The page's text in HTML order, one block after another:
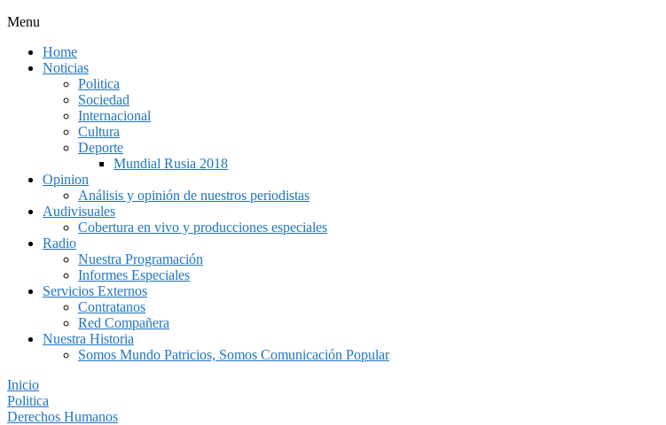
Menu
Home
Noticias
Politica
Sociedad
Internacional
Cultura
Deporte
Mundial Rusia 2018
Opinion
Análisis y opinión de nuestros periodistas
Audivisuales
Cobertura en vivo y producciones especiales
Radio
Nuestra Programación
Informes Especiales
Servicios Externos
Contratanos
Red Compañera
Nuestra Historia
Somos Mundo Patricios, Somos Comunicación Popular
Inicio
Politica
Derechos Humanos